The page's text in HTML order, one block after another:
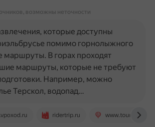
возможны неточности
ridertrip.ru www.tourister.ru
которые доступны
помимо горнолыжного
маршруты. В горах проходят
маршруты, которые не требуют
Например, можно
Терскол, водопад…